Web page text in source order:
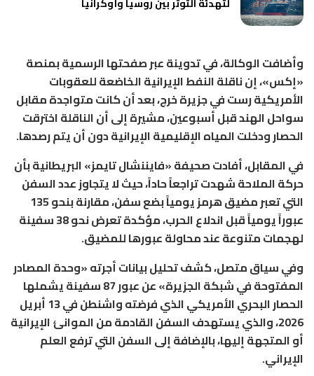
لتهدئة التوتر بين روسيا وأوكرانيا
وأضافت الوكالة، في تدوينة عبر صفحتها الرسمية بمنصة
«إكس»، إن ناقلة النفط الإيرانية الخاضعة للعقوبات
الأمريكية رست في جزيرة خرج، بعد أن كانت متواجدة مقابل
سواحل الهند قبل أسبوعين، مشيرة إلى أن الناقلة اخترقت
الحصار ودخلت المياه الإقليمية الإيرانية دون أن يتم رصدها.
في المقابل، أفادت صحيفة «فايننشال تايمز» البريطانية بأن
حركة الملاحة شهدت تراجعاً حاداً، حيث لا يتجاوز عدد السفن
التي تعبر مضيق هرمز يومياً بضع سفن، مقارنة بنحو 135
عبوراً يومياً قبل اندلاع الحرب، مؤكدة تعرض نحو 38 سفينة
لهجمات متنوعة عند محاولة عبورها للمضيق.
وفي سياق متصل، كشف تحليل بيانات أجرته «وحدة المصادر
المفتوحة في شبكة الجزيرة» عن عبور 87 سفينة يشملها
الحصار البحري الأمريكي الذي فرضته واشنطن في 13 أبريل
2026، والذي يستهدف السفن القادمة من الموانئ الإيرانية
أو المتجهة إليها، بالإضافة إلى السفن التي ترفع العلم
الإيراني.